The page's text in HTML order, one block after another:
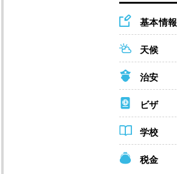
基本情報
天候
治安
ビザ
学校
税金